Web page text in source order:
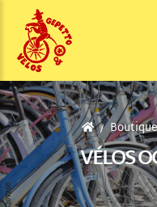
Boutique
VÉLOS